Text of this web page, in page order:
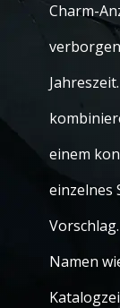
Charm-
einem
einzelnes
Namen